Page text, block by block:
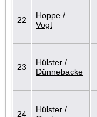
22
Hoppe /
Vogt
23
Hülster /
Dünnebacke
24
Hülster /